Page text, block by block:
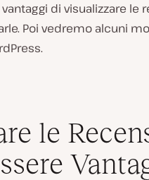
di visualizzare le
Poi vedremo alcuni
le